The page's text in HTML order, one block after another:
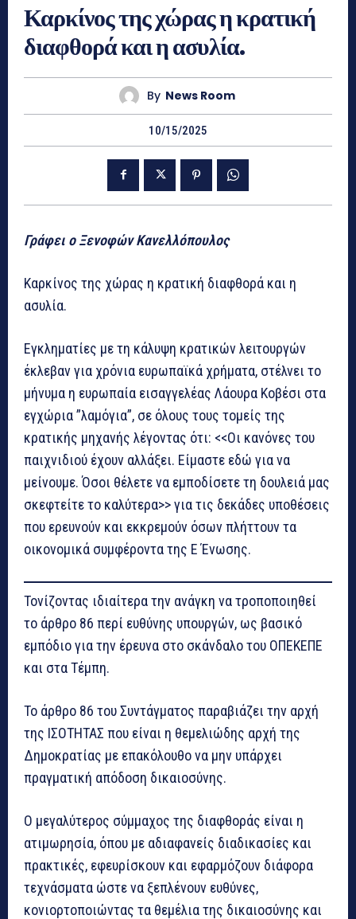
Καρκίνος της χώρας η κρατική
διαφθορά και η ασυλία.
By News Room
10/15/2025
Γράφει ο Ξενοφών Κανελλόπουλος
Καρκίνος της χώρας η κρατική διαφθορά και η
ασυλία.
Εγκληματίες με τη κάλυψη κρατικών λειτουργών
έκλεβαν για χρόνια ευρωπαϊκά χρήματα, στέλνει το
μήνυμα η ευρωπαία εισαγγελέας Λάουρα Κοβέσι στα
εγχώρια ”λαμόγια”, σε όλους τους τομείς της
κρατικής μηχανής λέγοντας ότι: <<Οι κανόνες του
παιχνιδιού έχουν αλλάξει. Είμαστε εδώ για να
μείνουμε. Όσοι θέλετε να εμποδίσετε τη δουλειά μας
σκεφτείτε το καλύτερα>> για τις δεκάδες υποθέσεις
που ερευνούν και εκκρεμούν όσων πλήττουν τα
οικονομικά συμφέροντα της Ε Ένωσης.
Τονίζοντας ιδιαίτερα την ανάγκη να τροποποιηθεί
το άρθρο 86 περί ευθύνης υπουργών, ως βασικό
εμπόδιο για την έρευνα στο σκάνδαλο του ΟΠΕΚΕΠΕ
και στα Τέμπη.
Το άρθρο 86 του Συντάγματος παραβιάζει την αρχή
της ΙΣΟΤΗΤΑΣ που είναι η θεμελιώδης αρχή της
Δημοκρατίας με επακόλουθο να μην υπάρχει
πραγματική απόδοση δικαιοσύνης.
Ο μεγαλύτερος σύμμαχος της διαφθοράς είναι η
ατιμωρησία, όπου με αδιαφανείς διαδικασίες και
πρακτικές, εφευρίσκουν και εφαρμόζουν διάφορα
τεχνάσματα ώστε να ξεπλένουν ευθύνες,
κονιορτοποιώντας τα θεμέλια της δικαιοσύνης και